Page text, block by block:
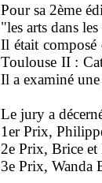
Pour sa 2ème
"les arts dans
Il était composé
Toulouse II :
Il a examiné
Le jury a
1er Prix,
2e Prix, Brice
3e Prix, Wanda